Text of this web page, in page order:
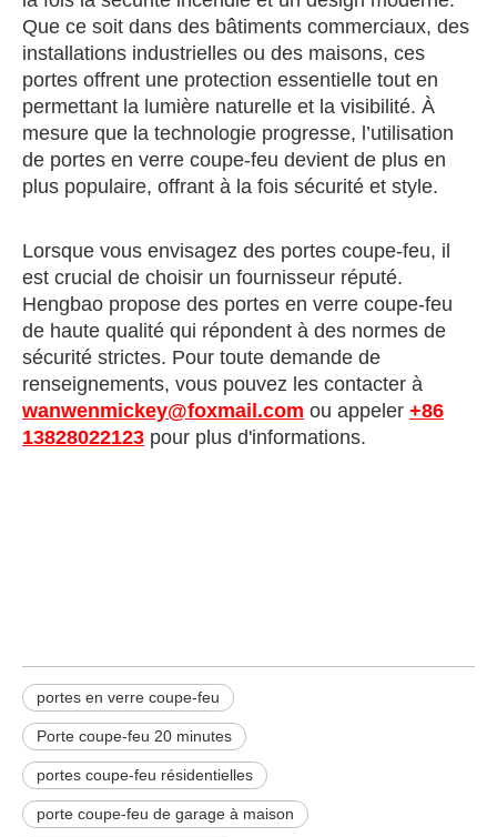
Que ce soit dans des bâtiments commerciaux, des
installations industrielles ou des maisons, ces
portes offrent une protection essentielle tout en
permettant la lumière naturelle et la visibilité. À
mesure que la technologie progresse, l’utilisation
de portes en verre coupe-feu devient de plus en
plus populaire, offrant à la fois sécurité et style.
Lorsque vous envisagez des portes coupe-feu, il
est crucial de choisir un fournisseur réputé.
Hengbao propose des portes en verre coupe-feu
de haute qualité qui répondent à des normes de
sécurité strictes. Pour toute demande de
renseignements, vous pouvez les contacter à
wanwenmickey@foxmail.com ou appeler +86
13828022123 pour plus d'informations.
portes en verre coupe-feu
Porte coupe-feu 20 minutes
portes coupe-feu résidentielles
porte coupe-feu de garage à maison